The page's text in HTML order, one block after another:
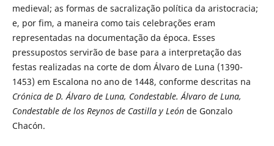
medieval; as formas de sacralização política da aristocracia;
e, por fim, a maneira como tais celebrações eram
representadas na documentação da época. Esses
pressupostos servirão de base para a interpretação das
festas realizadas na corte de dom Álvaro de Luna (1390-
1453) em Escalona no ano de 1448, conforme descritas na
Crónica de D. Álvaro de Luna, Condestable. Álvaro de Luna,
Condestable de los Reynos de Castilla y León de Gonzalo
Chacón.